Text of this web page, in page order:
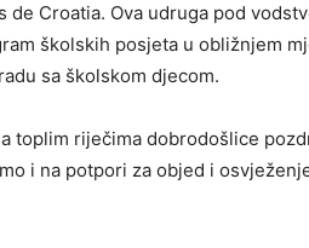
Croatia. Ova udruga pod
školskih posjeta u obližnjem
sa školskom djecom.
toplim riječima dobrodošlice
i na potpori za objed i